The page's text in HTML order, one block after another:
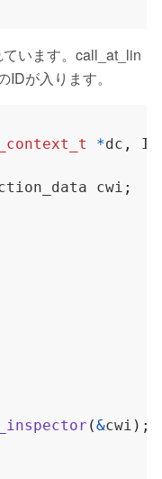
います。call_at_lin
が入ります。
*dc ,
cwi ;
(&cwi );